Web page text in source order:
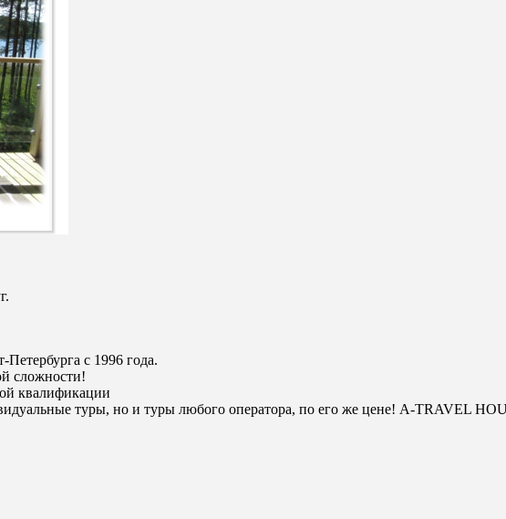
с 1996 года.
сложности!
квалификации
туры, но и туры любого оператора, по его же цене! A-TRAVEL